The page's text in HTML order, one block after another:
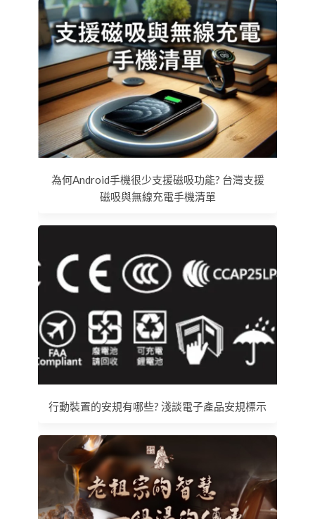
為何Android手機很少支援磁吸功能? 台灣支援
磁吸與無線充電手機清單
行動裝置的安規有哪些? 淺談電子產品安規標示